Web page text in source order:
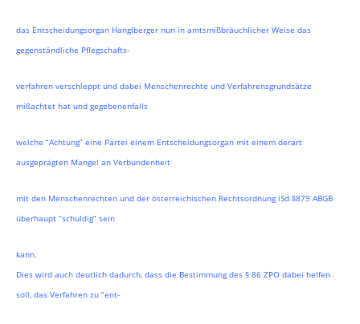
das Entscheidungsorgan Hanglberger nun in amtsmißbräuchlicher Weise das
gegenständliche Pflegschafts-
verfahren verschleppt und dabei Menschenrechte und Verfahrensgrundsätze
mißachtet hat und gegebenenfalls
welche “Achtung” eine Partei einem Entscheidungsorgan mit einem derart
ausgeprägten Mangel an Verbundenheit
mit den Menschenrechten und der österreichischen Rechtsordnung iSd §879 ABGB
überhaupt “schuldig” sein
kann.
Dies wird auch deutlich dadurch, dass die Bestimmung des § 86 ZPO dabei helfen
soll, das Verfahren zu “ent-